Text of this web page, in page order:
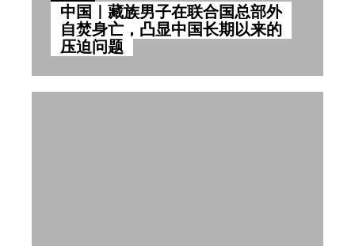
中国｜藏族男子在联合国总部外
自焚身亡，凸显中国长期以来的
压迫问题